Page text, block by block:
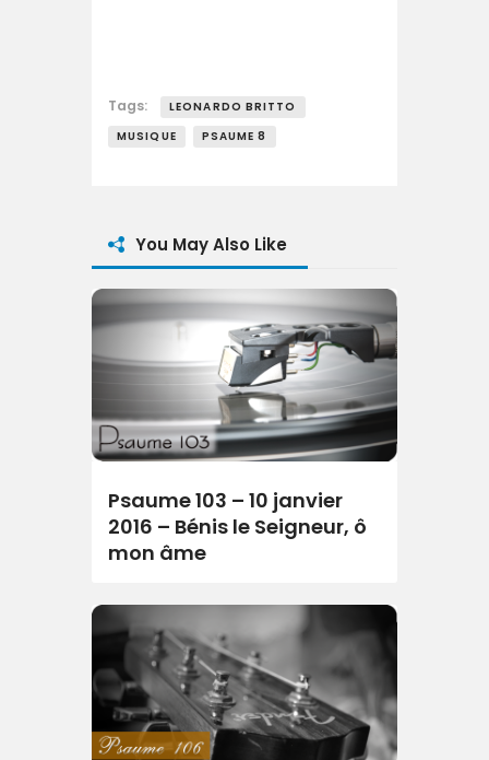
Tags:
LEONARDO BRITTO
MUSIQUE
PSAUME 8
You May Also Like
Psaume 103 – 10 janvier
2016 – Bénis le Seigneur, ô
mon âme